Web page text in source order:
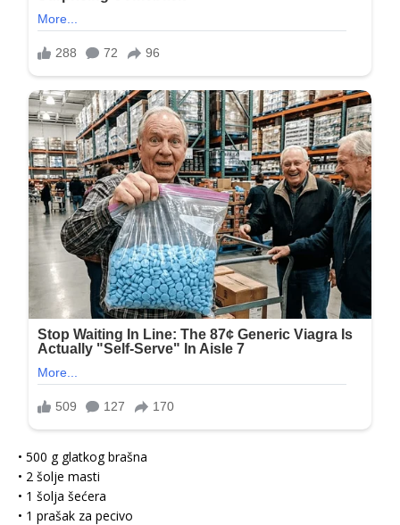
• 500 g glatkog brašna
• 2 šolje masti
• 1 šolja šećera
• 1 prašak za pecivo